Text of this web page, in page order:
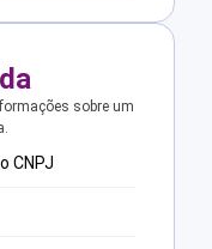
sobre um
CNPJ